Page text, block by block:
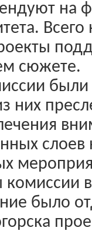
на
Всего
сюжете.
них
слоев
комиссии
было